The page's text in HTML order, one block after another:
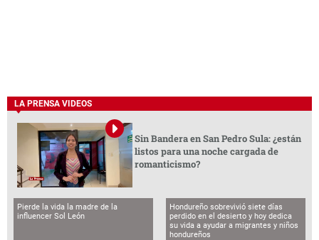
LA PRENSA VIDEOS
Sin Bandera en San Pedro Sula: ¿están
listos para una noche cargada de
romanticismo?
Pierde la vida la madre de la
influencer Sol León
Hondureño sobrevivió siete días
perdido en el desierto y hoy dedica
su vida a ayudar a migrantes y niños
hondureños